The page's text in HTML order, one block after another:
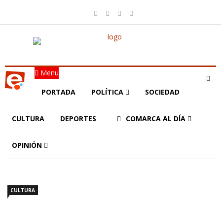
Menu
PORTADA POLÍTICA SOCIEDAD
CULTURA DEPORTES COMARCA AL DÍA
OPINIÓN
CULTURA